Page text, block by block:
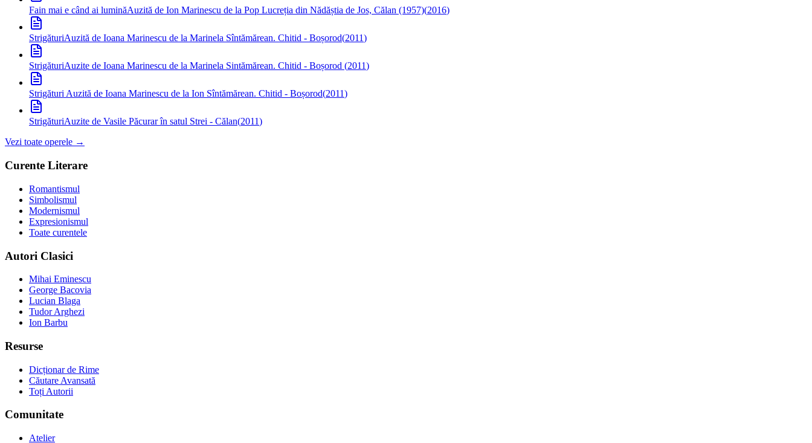
Fain mai e când ai luminăAuzită de Ion Marinescu de la Pop Lucreția din Nădăștia de Jos, Călan (1957)(2016)
StrigăturiAuzită de Ioana Marinescu de la Marinela Sîntămărean. Chitid - Boșorod(2011)
StrigăturiAuzite de Ioana Marinescu de la Marinela Sintămărean. Chitid - Boșorod (2011)
StrigăturiAuzită de Ioana Marinescu de la Ion Sîntămărean. Chitid - Boșorod(2011)
StrigăturiAuzite de Vasile Păcurar în satul Strei - Călan(2011)
Vezi toate operele →
Curente Literare
Romantismul
Simbolismul
Modernismul
Expresionismul
Toate curentele
Autori Clasici
Mihai Eminescu
George Bacovia
Lucian Blaga
Tudor Arghezi
Ion Barbu
Resurse
Dicționar de Rime
Căutare Avansată
Toți Autorii
Comunitate
Atelier